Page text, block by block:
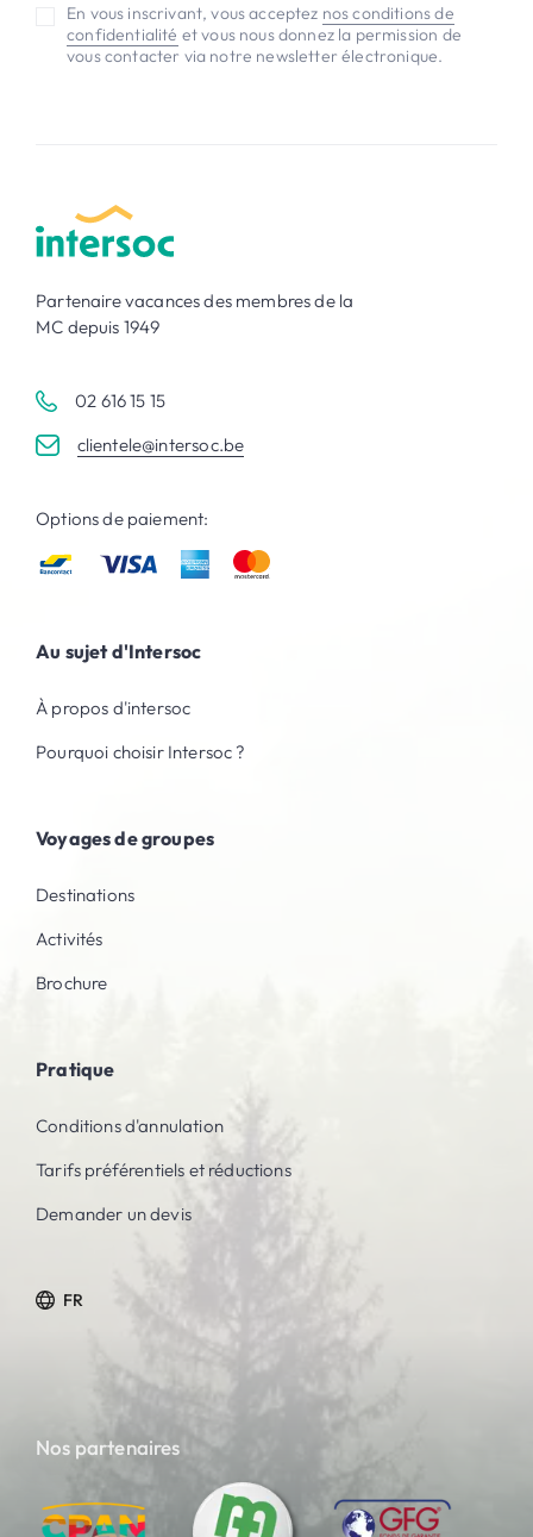
En vous inscrivant, vous acceptez nos conditions de
confidentialité et vous nous donnez la permission de
vous contacter via notre newsletter électronique.
Partenaire vacances des membres de la
MC depuis 1949
02 616 15 15
clientele@intersoc.be
Options de paiement:
Au sujet d'Intersoc
À propos d'intersoc
Pourquoi choisir Intersoc ?
Voyages de groupes
Destinations
Activités
Brochure
Pratique
Conditions d'annulation
Tarifs préférentiels et réductions
Demander un devis
FR
Nos partenaires